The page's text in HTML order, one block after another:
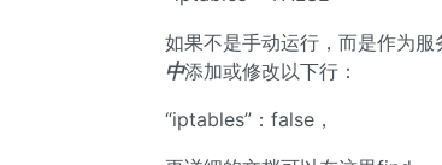
如果不是手动运行，而是作为
中添加或修改以下行：
“iptables”：false，